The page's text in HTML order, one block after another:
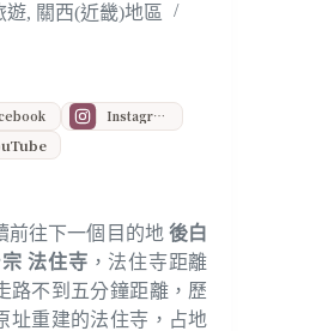
遊, 關西(近畿)地區
Instagram
前往下一個目的地後白
法住寺 ，法住寺距離
路不到五分鐘距離，歷
址重建的法住寺，占地